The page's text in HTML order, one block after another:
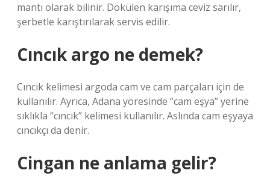
mantı olarak bilinir. Dökülen karışıma ceviz sarılır,
şerbetle karıştırılarak servis edilir.
Cıncık argo ne demek?
Cıncık kelimesi argoda cam ve cam parçaları için de
kullanılır. Ayrıca, Adana yöresinde “cam eşya” yerine
sıklıkla “cıncık” kelimesi kullanılır. Aslında cam eşyaya
cıncıkçı da denir.
Cingan ne anlama gelir?